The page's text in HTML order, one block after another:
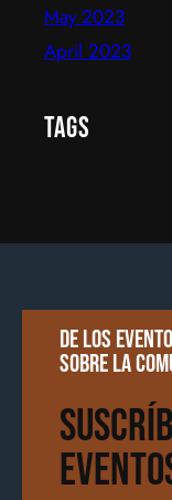
May 2023
April 2023
Tags
De los
sobre la